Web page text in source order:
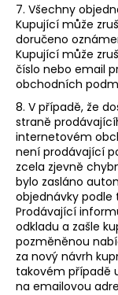
7. Všechny
Kupující může
doručeno
Kupující může
číslo nebo email
obchodních
8. V případě, že
straně
internetovém
není prodávající
zcela zjevně
bylo zasláno
objednávky
Prodávající
odkladu a zašle
pozměněnou
za nový návrh
takovém případě
na emailovou